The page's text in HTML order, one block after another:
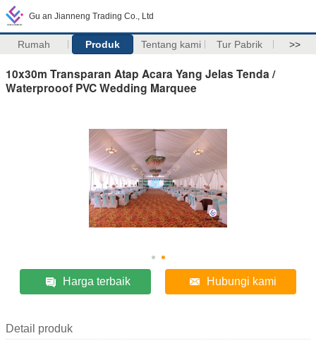
Gu an Jianneng Trading Co., Ltd
Rumah Produk Tentang kami Tur Pabrik >>
10x30m Transparan Atap Acara Yang Jelas Tenda /
Waterprooof PVC Wedding Marquee
Harga terbaik Hubungi kami
Detail produk